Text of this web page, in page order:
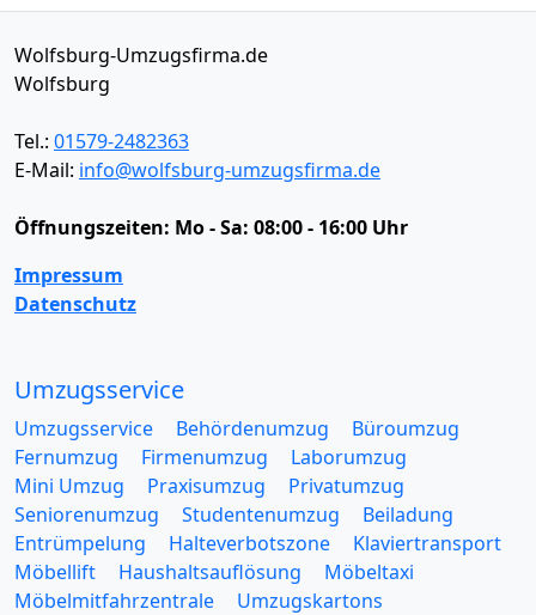
Wolfsburg-Umzugsfirma.de
Wolfsburg
Tel.: 01579-2482363
E-Mail: info@wolfsburg-umzugsfirma.de
Öffnungszeiten: Mo - Sa: 08:00 - 16:00 Uhr
Impressum
Datenschutz
Umzugsservice
Umzugsservice Behördenumzug
Büroumzug
Fernumzug
Firmenumzug
Laborumzug
Mini Umzug
Praxisumzug
Privatumzug
Seniorenumzug
Studentenumzug
Beiladung
Entrümpelung
Halteverbotszone
Klaviertransport
Möbellift
Haushaltsauflösung
Möbeltaxi
Möbelmitfahrzentrale
Umzugskartons